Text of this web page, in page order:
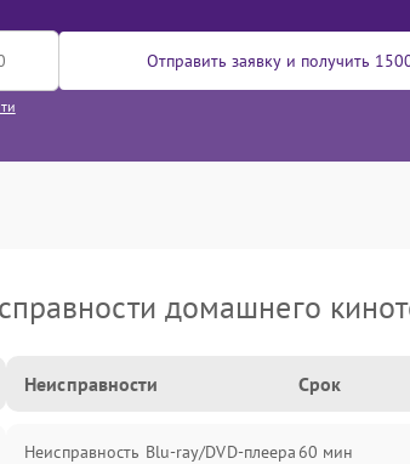
Отправить заявку и получить
домашнего
Неисправности Срок
Неисправность Blu-ray/DVD-плеера 60 мин